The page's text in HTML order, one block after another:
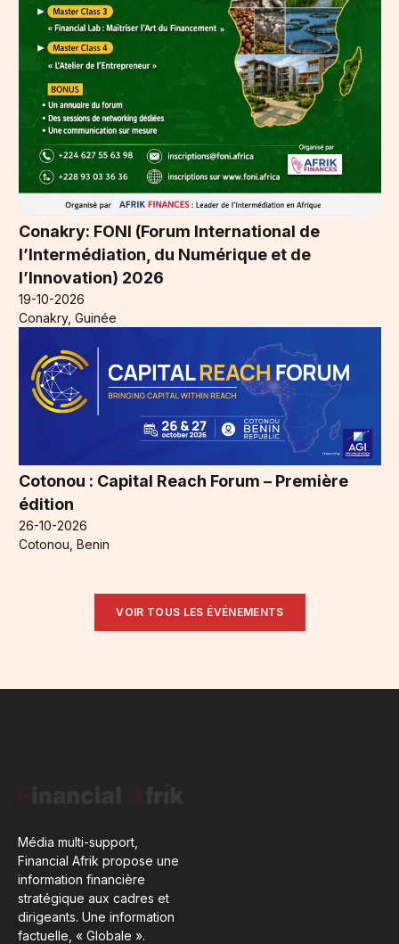
Conakry: FONI (Forum International de
l’Intermédiation, du Numérique et de
l’Innovation) 2026
19-10-2026
Conakry, Guinée
Cotonou : Capital Reach Forum – Première
édition
26-10-2026
Cotonou, Benin
VOIR TOUS LES ÉVÉNEMENTS
Média multi-support,
Financial Afrik propose une
information financière
stratégique aux cadres et
dirigeants. Une information
factuelle, « Globale ».